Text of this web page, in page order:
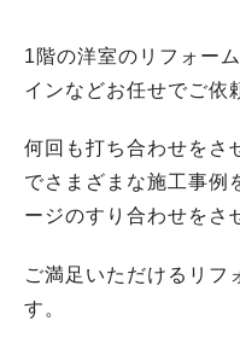
1階の洋室のリフォー
インなどお任せでご依
何回も打ち合わせをさ
でさまざまな施工事例
ージのすり合わせをさ
ご満足いただけるリフ
す。